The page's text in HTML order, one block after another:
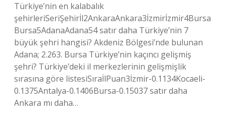
Türkiye’nin en kalabalık
şehirleriSeriŞehirİl2AnkaraAnkara3İzmirİzmir4Bursa
Bursa5AdanaAdana54 satır daha Türkiye’nin 7
büyük şehri hangisi? Akdeniz Bölgesi’nde bulunan
Adana; 2.263. Bursa Türkiye’nin kaçıncı gelişmiş
şehri? Türkiye’deki il merkezlerinin gelişmişlik
sırasına göre listesiSıraİlPuan3İzmir-0.1134Kocaeli-
0.1375Antalya-0.1406Bursa-0.15037 satır daha
Ankara mı daha…